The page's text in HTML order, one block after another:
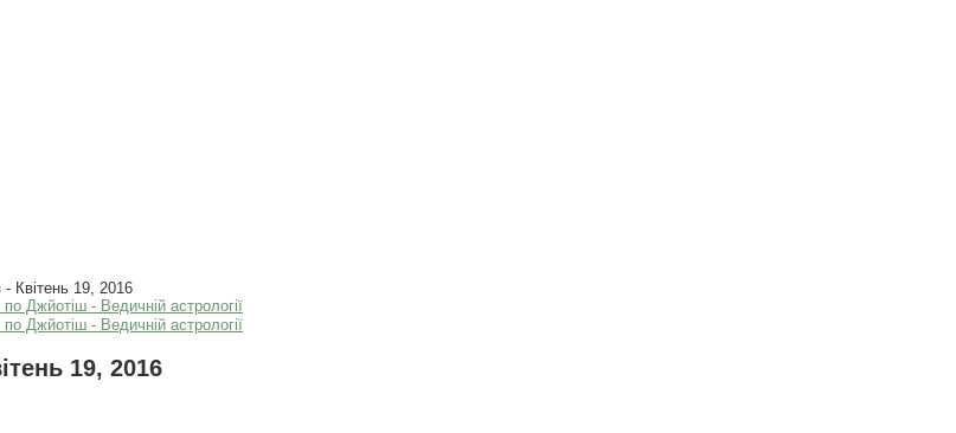
Квітень 19, 2016
19, 2016